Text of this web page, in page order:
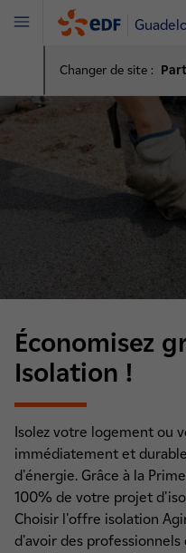
Changer de site :
Menu
Économisez
Isolation !
Isolez votre logement ou
immédiatement et
d'énergie. Grâce à la
100% de votre projet
Choisir l'offre isolation
d'avoir des